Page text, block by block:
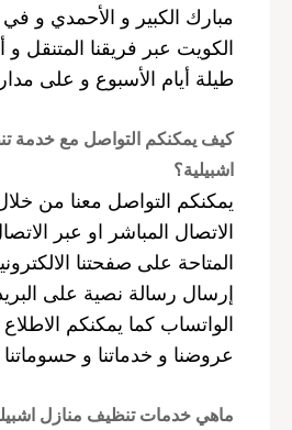
مبارك الكبير و الأحمدي و
الكويت عبر فريقنا المتنقل
طيلة أيام الأسبوع و على
كيف يمكنكم التواصل مع خدمة
اشبيلية؟
يمكنكم التواصل معنا من
الاتصال المباشر او عبر
المتاحة على صفحتنا
إرسال رسالة نصية على
الواتساب كما يمكنكم
عروضنا و خدماتنا و حسوماتنا
ماهي خدمات تنظيف منازل